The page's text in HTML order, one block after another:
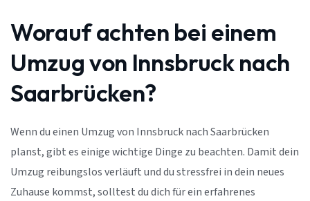
Worauf achten bei einem
Umzug von Innsbruck nach
Saarbrücken?
Wenn du einen Umzug von Innsbruck nach Saarbrücken
planst, gibt es einige wichtige Dinge zu beachten. Damit dein
Umzug reibungslos verläuft und du stressfrei in dein neues
Zuhause kommst, solltest du dich für ein erfahrenes